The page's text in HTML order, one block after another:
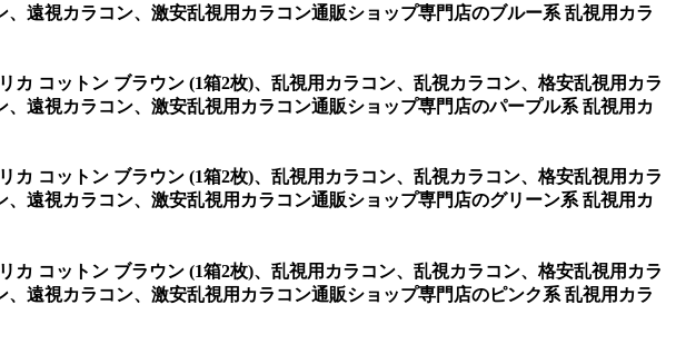
遠視カラコン、激安乱視用カラコン通販ショップ専門店のブルー系 乱視用カラ
カ コットン ブラウン (1箱2枚)、乱視用カラコン、乱視カラコン、格安乱視用カラ
遠視カラコン、激安乱視用カラコン通販ショップ専門店のパープル系 乱視用カ
カ コットン ブラウン (1箱2枚)、乱視用カラコン、乱視カラコン、格安乱視用カラ
遠視カラコン、激安乱視用カラコン通販ショップ専門店のグリーン系 乱視用カ
カ コットン ブラウン (1箱2枚)、乱視用カラコン、乱視カラコン、格安乱視用カラ
遠視カラコン、激安乱視用カラコン通販ショップ専門店のピンク系 乱視用カラ